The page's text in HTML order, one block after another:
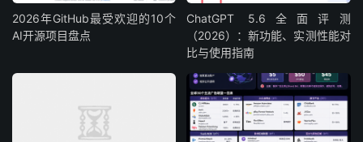
2026年GitHub最受欢迎的10个
AI开源项目盘点
ChatGPT 5.6全面评测
（2026）：新功能、实测性能对
比与使用指南